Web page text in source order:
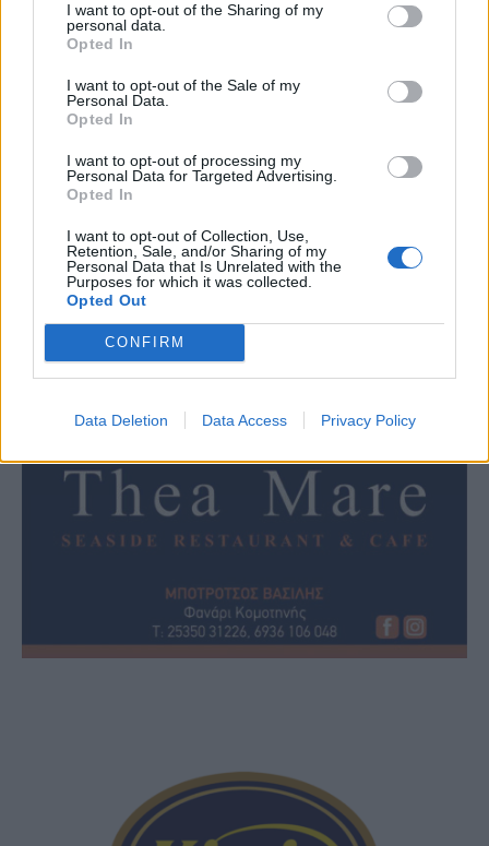
I want to opt-out of the Sharing of my
personal data.
Opted In
I want to opt-out of the Sale of my
Personal Data.
Opted In
I want to opt-out of processing my
Personal Data for Targeted Advertising.
Opted In
I want to opt-out of Collection, Use,
Retention, Sale, and/or Sharing of my
Personal Data that Is Unrelated with the
Purposes for which it was collected.
Opted Out
CONFIRM
Data Deletion Data Access Privacy Policy